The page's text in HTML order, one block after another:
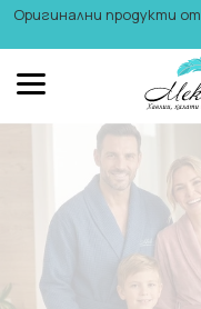
Оригинални продукти от